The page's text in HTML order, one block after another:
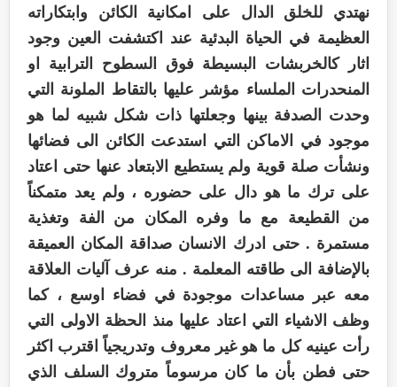
نهتدي للخلق الدال على امكانية الكائن وابتكاراته
العظيمة في الحياة البدئية عند اكتشفت العين وجود
اثار كالخربشات البسيطة فوق السطوح الترابية او
المنحدرات الملساء مؤشر عليها بالتقاط الملونة التي
وحدت الصدفة بينها وجعلتها ذات شكل شبيه لما هو
موجود في الاماكن التي استدعت الكائن الى فضائها
ونشأت صلة قوية ولم يستطيع الابتعاد عنها حتى اعتاد
على ترك ما هو دال على حضوره ، ولم يعد متمكناً
من القطيعة مع ما وفره المكان من الفة وتغذية
مستمرة . حتى ادرك الانسان صداقة المكان العميقة
بالإضافة الى طاقته المعلمة . منه عرف آليات العلاقة
معه عبر مساعدات موجودة في فضاء اوسع ، كما
وظف الاشياء التي اعتاد عليها منذ الحظة الاولى التي
رأت عينيه كل ما هو غير معروف وتدريجياً اقترب اكثر
حتى فطن بأن ما كان مرسوماً متروك السلف الذي